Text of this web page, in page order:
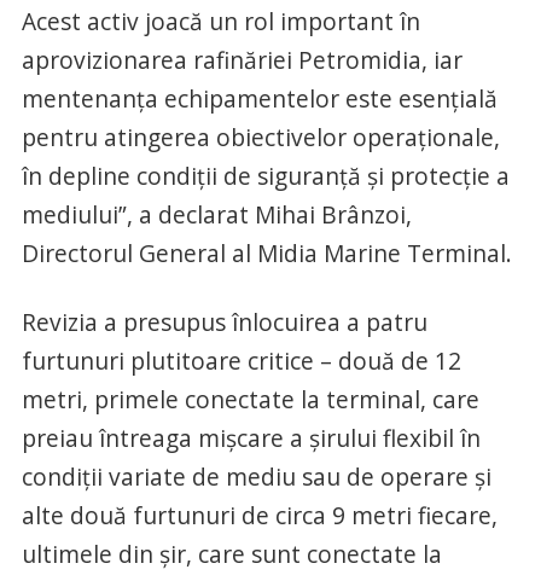
Acest activ joacă un rol important în
aprovizionarea rafinăriei Petromidia, iar
mentenanța echipamentelor este esențială
pentru atingerea obiectivelor operaționale,
în depline condiții de siguranță și protecție a
mediului”, a declarat Mihai Brânzoi,
Directorul General al Midia Marine Terminal.
Revizia a presupus înlocuirea a patru
furtunuri plutitoare critice – două de 12
metri, primele conectate la terminal, care
preiau întreaga mișcare a șirului flexibil în
condiții variate de mediu sau de operare și
alte două furtunuri de circa 9 metri fiecare,
ultimele din șir, care sunt conectate la